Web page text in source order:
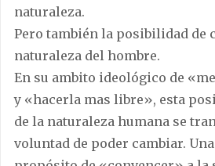
naturaleza.
Pero también la posibilidad de
naturaleza del hombre.
En su ambito ideológico de
y «hacerla mas libre», esta
de la naturaleza humana se
voluntad de poder cambiar.